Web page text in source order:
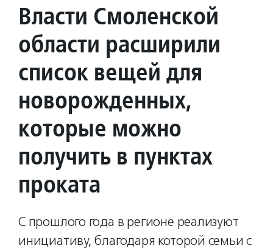
Власти Смоленской
области расширили
список вещей для
новорожденных,
которые можно
получить в пунктах
проката
С прошлого года в регионе реализуют
инициативу, благодаря которой семьи с